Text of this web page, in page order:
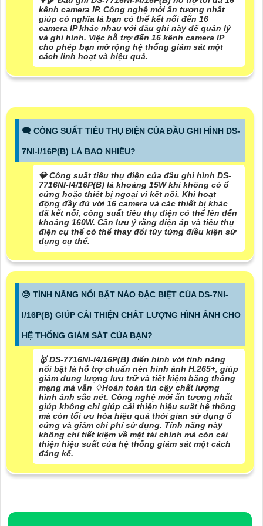
kênh camera IP. Công nghệ mới ấn tượng nhất
giúp có nghĩa là bạn có thể kết nối đến 16
camera IP khác nhau với đầu ghi này để quản lý
và ghi hình. Việc hỗ trợ đến 16 kênh camera IP
cho phép bạn mở rộng hệ thống giám sát một
cách linh hoạt và hiệu quả.
🗨️ CÔNG SUẤT TIÊU THỤ ĐIỆN CỦA ĐẦU GHI HÌNH DS-
7NI-I/16P(B) LÀ BAO NHIÊU?
💎 Công suất tiêu thụ điện của đầu ghi hình DS-
7716NI-I4/16P(B) là khoảng 15W khi không có ổ
cứng hoặc thiết bị ngoại vi kết nối. Khi hoạt
động đầy đủ với 16 camera và các thiết bị khác
đã kết nối, công suất tiêu thụ điện có thể lên đến
khoảng 160W. Cần lưu ý rằng điện áp và tiêu thụ
điện cụ thể có thể thay đổi tùy từng điều kiện sử
dụng cụ thể.
😓 TÍNH NĂNG NỔI BẬT NÀO ĐẶC BIỆT CỦA DS-7NI-
I/16P(B) GIÚP CẢI THIỆN CHẤT LƯỢNG HÌNH ẢNH CHO
HỆ THỐNG GIÁM SÁT CỦA BẠN?
🥇 DS-7716NI-I4/16P(B) điển hình với tính năng
nổi bật là hỗ trợ chuẩn nén hình ảnh H.265+, giúp
giảm dung lượng lưu trữ và tiết kiệm băng thông
mạng mà vẫn ♢Hoàn toàn tin cậy chất lượng
hình ảnh sắc nét. Công nghệ mới ấn tượng nhất
giúp không chỉ giúp cải thiện hiệu suất hệ thống
mà còn tối ưu hóa hiệu quả thời gian sử dụng ổ
cứng và giảm chi phí sử dụng. Tính năng này
không chỉ tiết kiệm về mặt tài chính mà còn cải
thiện hiệu suất của hệ thống giám sát một cách
đáng kể.